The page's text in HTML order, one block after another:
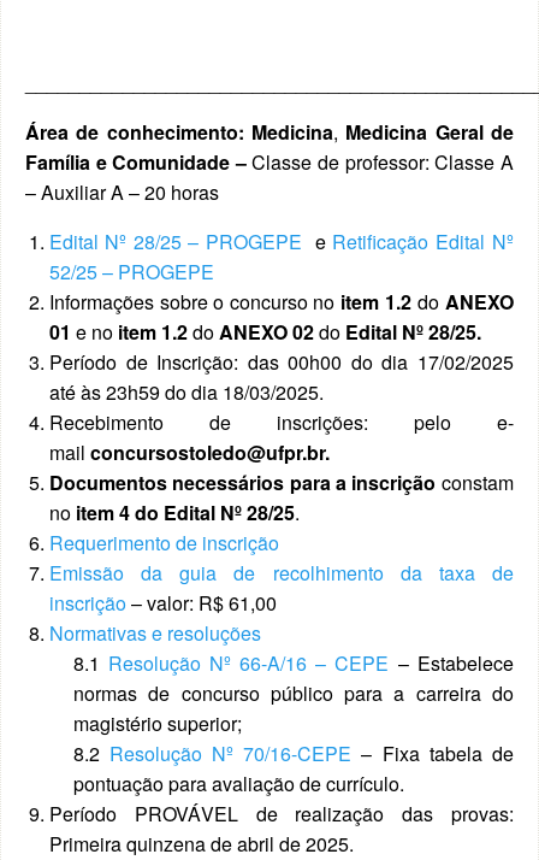
Área de conhecimento: Medicina, Medicina Geral de
Família e Comunidade –Classe de professor: Classe A
– Auxiliar A – 20 horas
Edital Nº 28/25 – PROGEPE e Retificação Edital Nº
52/25 – PROGEPE
Informações sobre o concurso no item 1.2 do ANEXO
01 e no item 1.2doANEXO 02do Edital Nº 28/25.
Período de Inscrição: das 00h00 do dia 17/02/2025
até às 23h59 do dia 18/03/2025.
Recebimento de inscrições: pelo e-
mail concursostoledo@ufpr.br.
Documentos necessários para a inscrição constam
no item 4 do Edital Nº 28/25.
Requerimento de inscrição
Emissão da guia de recolhimento da taxa de
inscrição– valor: R$ 61,00
Normativas e resoluções
8.1 Resolução Nº 66-A/16 – CEPE – Estabelece
normas de concurso público para a carreira do
magistério superior;
8.2 Resolução Nº 70/16-CEPE – Fixa tabela de
pontuação para avaliação de currículo.
Período PROVÁVEL de realização das provas:
Primeira quinzena de abril de 2025.